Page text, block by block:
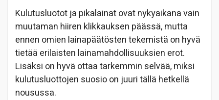
Kulutusluotot ja pikalainat ovat nykyaikana vain
muutaman hiiren klikkauksen päässä, mutta
ennen omien lainapäätösten tekemistä on hyvä
tietää erilaisten lainamahdollisuuksien erot.
Lisäksi on hyvä ottaa tarkemmin selvää, miksi
kulutusluottojen suosio on juuri tällä hetkellä
nousussa.